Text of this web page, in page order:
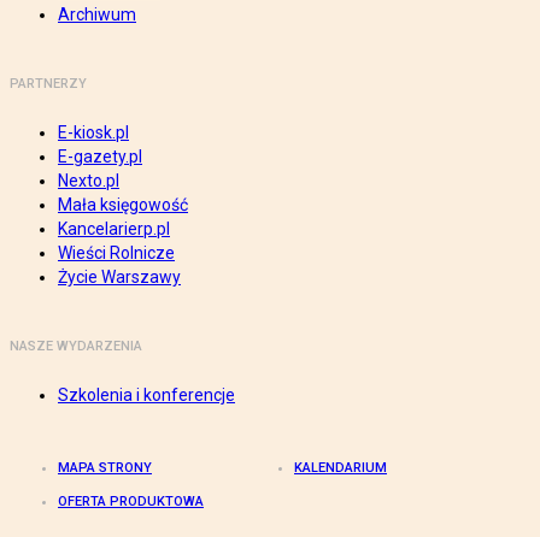
Archiwum
PARTNERZY
E-kiosk.pl
E-gazety.pl
Nexto.pl
Mała księgowość
Kancelarierp.pl
Wieści Rolnicze
Życie Warszawy
NASZE WYDARZENIA
Szkolenia i konferencje
MAPA STRONY KALENDARIUM
OFERTA PRODUKTOWA